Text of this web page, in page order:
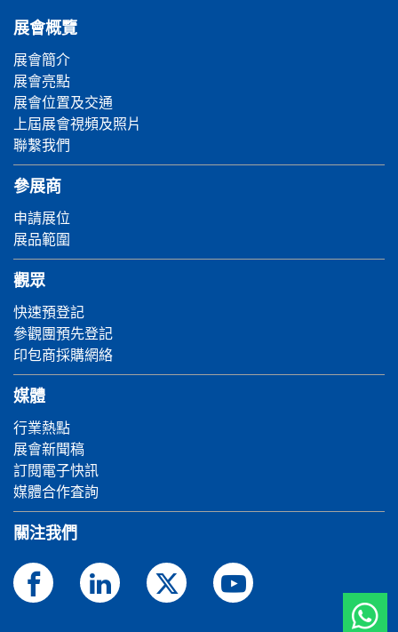
展會概覽
展會簡介
展會亮點
展會位置及交通
上屆展會視頻及照片
聯繫我們
參展商
申請展位
展品範圍
觀眾
快速預登記
參觀團預先登記
印包商採購網絡
媒體
行業熱點
展會新聞稿
訂閱電子快訊
媒體合作査詢
關注我們